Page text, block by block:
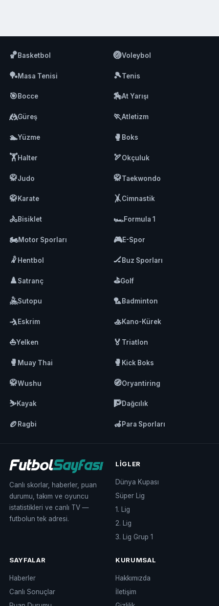
🏀Basketbol 🏐Voleybol
🏓Masa Tenisi 🎾Tenis
🎯Bocce 🏇At Yarışı
🤼Güreş 🏃Atletizm
🏊Yüzme 🥊 Boks
🏋️Halter 🏹Okçuluk
🥋Judo 🥋Taekwondo
🥋Karate 🤸Cimnastik
🚴Bisiklet 🏎️Formula 1
🏍️Motor Sporları 🎮E-Spor
🤾 Hentbol 🏒Buz Sporları
♟️Satranç ⛳Golf
🤽Sutopu 🏸Badminton
🤺Eskrim 🚣Kano-Kürek
⛵Yelken 🏅 Triatlon
🥊 Muay Thai 🥊 Kick Boks
🥋Wushu 🧭Oryantiring
⛷️Kayak 🧗Dağcılık
🏉 Ragbi 🦽Para Sporları
Canlı skorlar, haberler, puan
durumu, takım ve oyuncu
istatistikleri ve canlı TV —
futbolun tek adresi.
LIGLER
Dünya Kupası
Süper Lig
1. Lig
2. Lig
3. Lig Grup 1
SAYFALAR
Haberler
Canlı Sonuçlar
KURUMSAL
Hakkımızda
İletişim